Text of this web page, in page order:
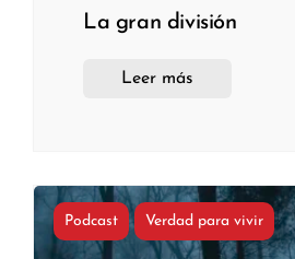
La gran división
Leer más
Podcast Verdad para vivir